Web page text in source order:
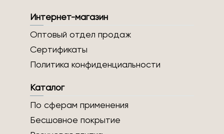
Интернет-магазин
Оптовый отдел продаж
Сертификаты
Политика конфиденциальности
Каталог
По сферам применения
Бесшовное покрытие